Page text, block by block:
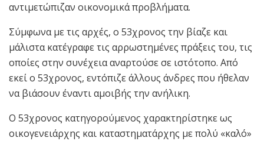
αντιμετώπιζαν οικονομικά προβλήματα.
Σύμφωνα με τις αρχές, ο 53χρονος την βίαζε και
μάλιστα κατέγραφε τις αρρωστημένες πράξεις του, τις
οποίες στην συνέχεια αναρτούσε σε ιστότοπο. Από
εκεί ο 53χρονος, εντόπιζε άλλους άνδρες που ήθελαν
να βιάσουν έναντι αμοιβής την ανήλικη.
Ο 53χρονος κατηγορούμενος χαρακτηρίστηκε ως
οικογενειάρχης και καταστηματάρχης με πολύ «καλό»